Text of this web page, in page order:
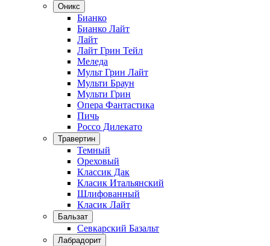
Оникс
Бианко
Бианко Лайт
Лайт
Лайт Грин Тейл
Меледа
Мульт Грин Лайт
Мульти Браун
Мульти Грин
Опера Фантастика
Пичь
Россо Дилекато
Травертин
Темный
Ореховый
Классик Дак
Класик Итальянский
Шлифованный
Класик Лайт
Бальзат
Севкарский Базальт
Лабрадорит